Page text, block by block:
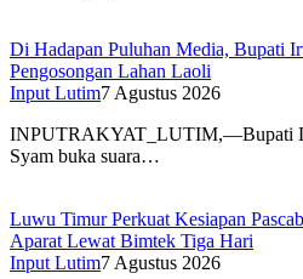
Di Hadapan Puluhan Media, Bupati
Pengosongan Lahan Laoli
Input Lutim7 Agustus 2026
INPUTRAKYAT_LUTIM,—Bupati
Syam buka suara…
Luwu Timur Perkuat Kesiapan
Aparat Lewat Bimtek Tiga Hari
Input Lutim7 Agustus 2026